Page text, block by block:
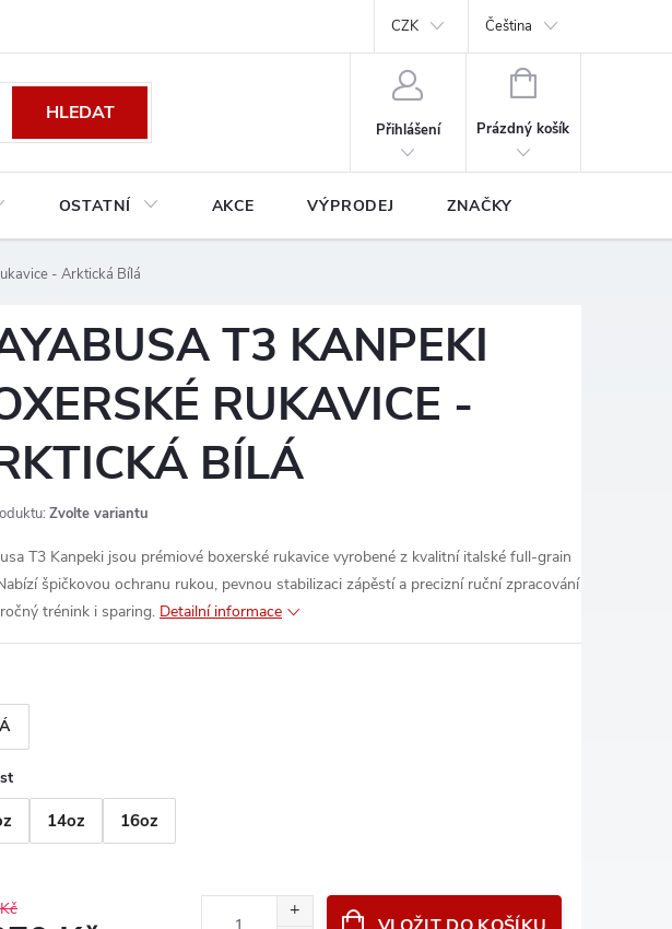
Podmínky ochrany osobních údajů Prodávané značky
CZK Čeština
HLEDAT
Přihlášení
NÁKUPNÍ
Prázdný košík
OSTATNÍ AKCE VÝPRODEJ ZNAČKY
- Arktická Bílá
T3 KANPEKI
RUKAVICE -
BÍLÁ
Zvolte variantu
T3 Kanpeki jsou prémiové boxerské rukavice vyrobené z kvalitní italské full-grain
špičkovou ochranu rukou, pevnou stabilizaci zápěstí a precizní ruční zpracování
trénink i sparing. Detailní informace
14oz 16oz